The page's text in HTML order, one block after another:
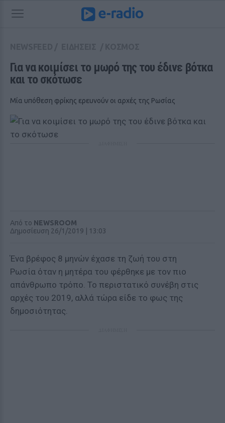
Για να κοιμίσει το μωρό της του έδινε βότκα
και το σκότωσε
Μία υπόθεση φρίκης ερευνούν οι αρχές της Ρωσίας
Από το NEWSROOM
Δημοσίευση 26/1/2019 | 13:03
Ένα βρέφος 8 μηνών έχασε τη ζωή του στη
Ρωσία όταν η μητέρα του φέρθηκε με τον πιο
απάνθρωπο τρόπο. Το περιστατικό συνέβη στις
αρχές του 2019, αλλά τώρα είδε το φως της
δημοσιότητας.